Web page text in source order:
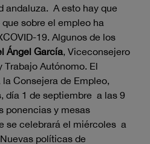
andaluza. A esto hay que
sobre el empleo ha
19. Algunos de los
Ángel García, Viceconsejero
Trabajo Autónomo. El
Consejera de Empleo,
día 1 de septiembre a las 9
ponencias y mesas
se celebrará el miércoles a
políticas de